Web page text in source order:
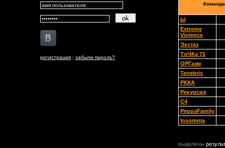
регистрация | забыли пароль?
Команда
Ы
Extreme
Violence
Экстаз
TоЧКа 71
ОРГазм
Tenebris
РККА
Рекурсия
C4
PeppaFamily
Insomnia
выделены